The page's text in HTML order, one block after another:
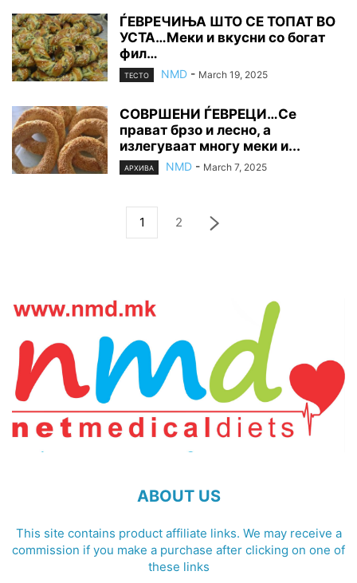
ЃЕВРЕЧИЊА ШТО СЕ ТОПАТ ВО
УСТА…Меки и вкусни со богат
фил…
ТЕСТО NMD - March 19, 2025
СОВРШЕНИ ЃЕВРЕЦИ…Се
прават брзо и лесно, а
излегуваат многу меки и...
АРХИВА NMD - March 7, 2025
1 2
ABOUT US
This site contains product affiliate links. We may receive a
commission if you make a purchase after clicking on one of
these links